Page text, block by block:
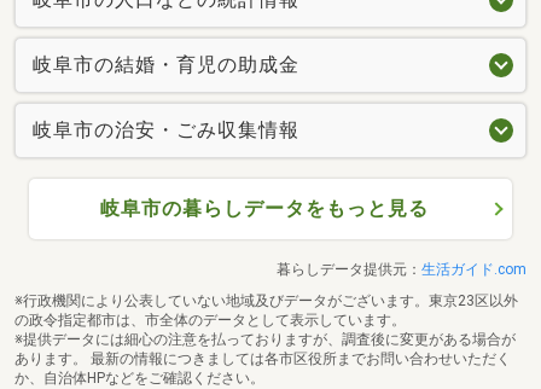
岐阜市の結婚・育児の助成金
岐阜市の治安・ごみ収集情報
岐阜市の暮らしデータをもっと見る
暮らしデータ提供元： 生活ガイド.com
※行政機関により公表していない地域及びデータがございます。東京23区以外
の政令指定都市は、市全体のデータとして表示しています。
※提供データには細心の注意を払っておりますが、調査後に変更がある場合が
あります。 最新の情報につきましては各市区役所までお問い合わせいただく
か、自治体HPなどをご確認ください。